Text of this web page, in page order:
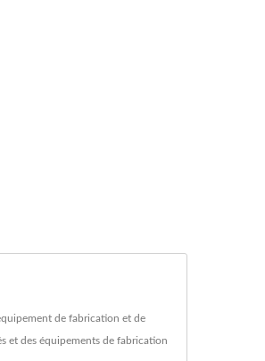
de fabrication et de
et des équipements de fabrication